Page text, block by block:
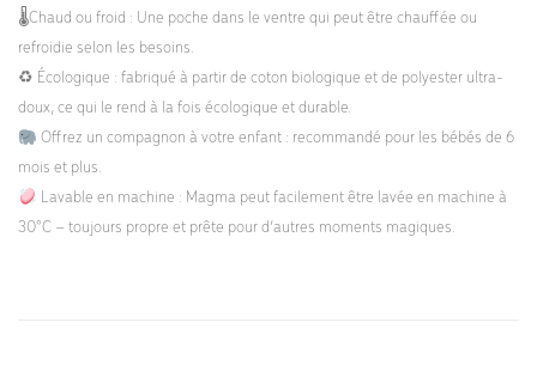
🌡Chaud ou froid : Une poche dans le ventre qui peut être chauffée ou
refroidie selon les besoins.
♻ Écologique : fabriqué à partir de coton biologique et de polyester ultra-
doux, ce qui le rend à la fois écologique et durable.
Offrez un compagnon à votre enfant : recommandé pour les bébés de 6
mois et plus.
Lavable en machine : Magma peut facilement être lavée en machine à
30°C – toujours propre et prête pour d’autres moments magiques.